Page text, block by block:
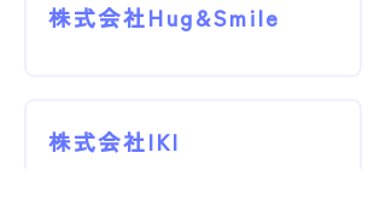
株式会社Hug&Smile
株式会社IKI